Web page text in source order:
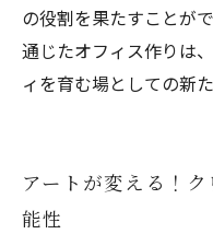
の役割を果たすことが
通じたオフィス作りは
ィを育む場としての新
アートが変える！
能性